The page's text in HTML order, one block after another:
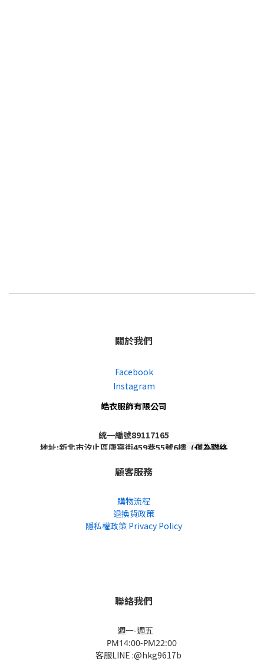
關於我們
Facebook
Instagram
皓衣服飾有限公司
統一編號89117165
地址:新北市汐止區康寧街459巷55號6樓 （僅為聯絡
顧客服務
購物流程
退換貨政策
隱私權政策 Privacy Policy
聯絡我們
週一-週五
PM14:00-PM22:00
客服LINE :@hkg9617b